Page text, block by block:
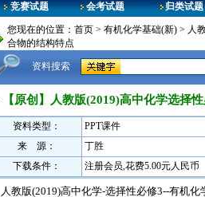
竞赛试题 会考试题 归类试题
您现在的位置： 首页 > 有机化学基础(新) > 人
合物的结构特点
资料搜索
【原创】人教版(2019)高中化学选择
资料类型： PPT课件
来 源：
丁胜
下载条件：
注册会员,花费5.00元人民币
人教版(2019)高中化学-选择性必修3--有机